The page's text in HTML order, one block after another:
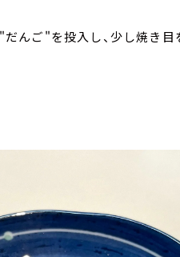
んご"を投入し、少し焼き目